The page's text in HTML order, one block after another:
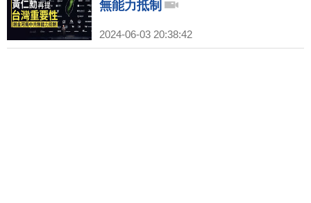
無能力抵制
2024-06-03 20:38:42